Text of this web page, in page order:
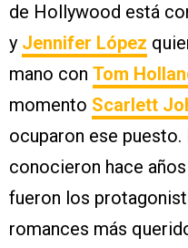
de Hollywood está
y Jennifer López
mano con Tom
momento Scarlett
ocuparon ese
conocieron hace
fueron los
romances más